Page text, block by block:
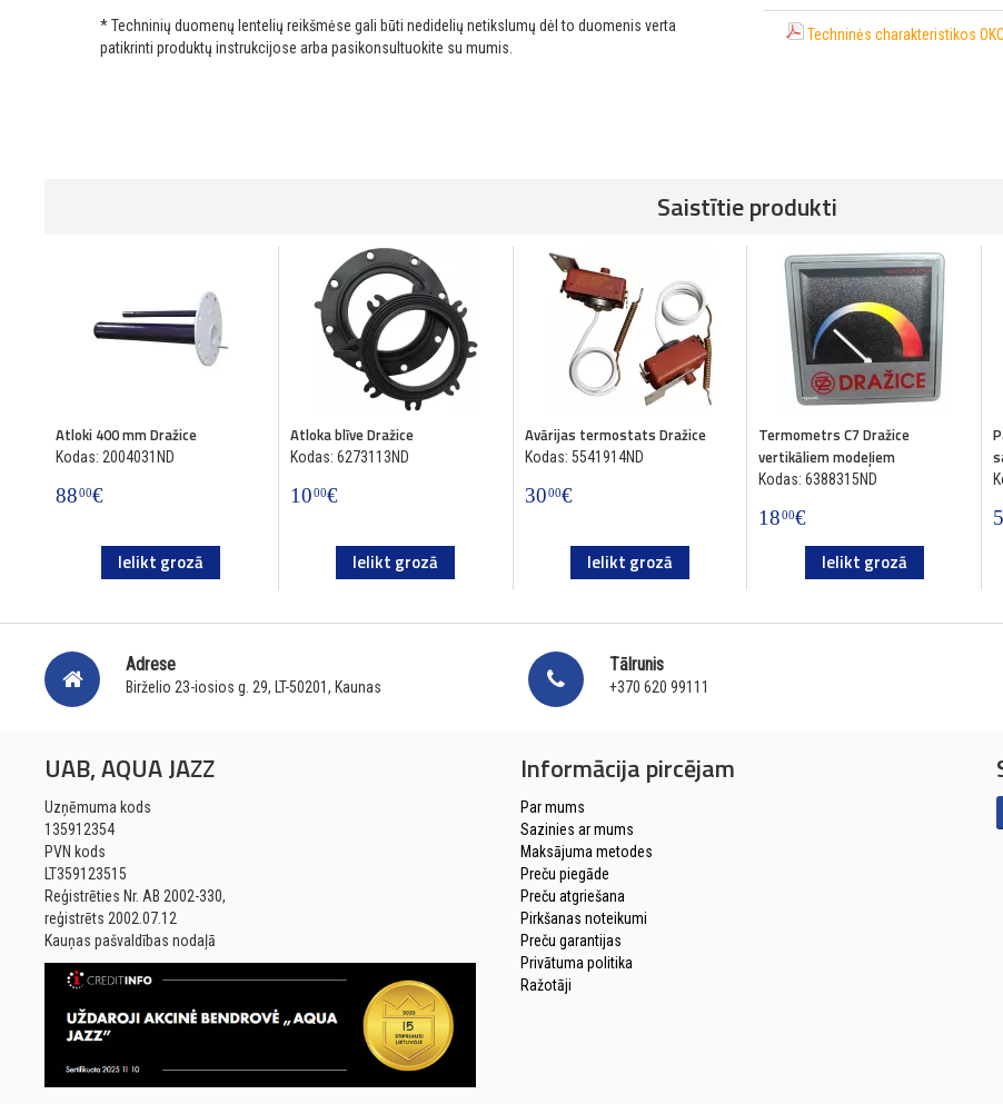
* Techninių duomenų lentelių reikšmėse gali būti nedidelių netikslumų dėl to duomenis verta
patikrinti produktų instrukcijose arba pasikonsultuokite su mumis.
Techninės charakteristikos
Saistītie produkti
Atloki 400 mm Dražice
Kodas: 2004031ND
8800€
Ielikt grozā
Atloka blīve Dražice
Kodas: 6273113ND
1000€
Ielikt grozā
Avārijas termostats Dražice
Kodas: 5541914ND
3000€
Ielikt grozā
Termometrs C7 Dražice
vertikāliem modeļiem
Kodas: 6388315ND
18 00€
Ielikt grozā
Adrese
Birželio 23-iosios g. 29, LT-50201, Kaunas
Tālrunis
+370 620 99111
UAB, AQUA JAZZ
Uzņēmuma kods
135912354
PVN kods
LT359123515
Reģistrēties Nr. AB 2002-330,
reģistrēts 2002.07.12
Kauņas pašvaldības nodaļā
Informācija pircējam
Par mums
Sazinies ar mums
Maksājuma metodes
Preču piegāde
Preču atgriešana
Pirkšanas noteikumi
Preču garantijas
Privātuma politika
Ražotāji